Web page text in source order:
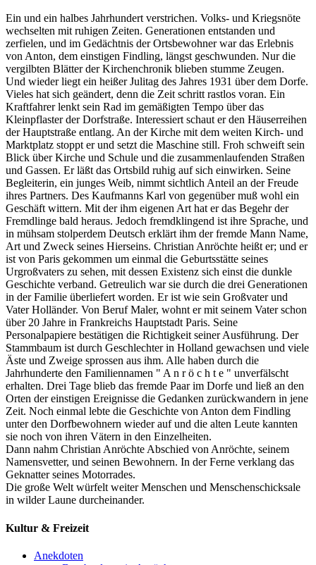
Ein und ein halbes Jahrhundert verstrichen. Volks- und Kriegsnöte
wechselten mit ruhigen Zeiten. Generationen entstanden und
zerfielen, und im Gedächtnis der Ortsbewohner war das Erlebnis
von Anton, dem einstigen Findling, längst geschwunden. Nur die
vergilbten Blätter der Kirchenchronik blieben stumme Zeugen.
Und wieder liegt ein heißer Julitag des Jahres 1931 über dem Dorfe.
Vieles hat sich geändert, denn die Zeit schritt rastlos voran. Ein
Kraftfahrer lenkt sein Rad im gemäßigten Tempo über das
Kleinpflaster der Dorfstraße. Interessiert schaut er den Häuserreihen
der Hauptstraße entlang. An der Kirche mit dem weiten Kirch- und
Marktplatz stoppt er und setzt die Maschine still. Froh schweift sein
Blick über Kirche und Schule und die zusammenlaufenden Straßen
und Gassen. Er läßt das Ortsbild ruhig auf sich einwirken. Seine
Begleiterin, ein junges Weib, nimmt sichtlich Anteil an der Freude
ihres Partners. Des Kaufmanns Karl von gegenüber muß wohl ein
Geschäft wittern. Mit der ihm eigenen Art hat er das Begehr der
Fremdlinge bald heraus. Jedoch fremdklingend ist ihre Sprache, und
in mühsam stolperdem Deutsch erklärt ihm der fremde Mann Name,
Art und Zweck seines Hierseins. Christian Anröchte heißt er; und er
ist von Paris gekommen um einmal die Geburtsstätte seines
Urgroßvaters zu sehen, mit dessen Existenz sich einst die dunkle
Geschichte verband. Getreulich war sie durch die drei Generationen
in der Familie überliefert worden. Er ist wie sein Großvater und
Vater Holländer. Von Beruf Maler, wohnt er mit seinem Vater schon
über 20 Jahre in Frankreichs Hauptstadt Paris. Seine
Personalpapiere bestätigen die Richtigkeit seiner Ausführung. Der
Stammbaum ist durch Geschlechter in Holland gewachsen und viele
Äste und Zweige sprossen aus ihm. Alle haben durch die
Jahrhunderte den Familiennamen " A n r ö c h t e " unverfälscht
erhalten. Drei Tage blieb das fremde Paar im Dorfe und ließ an den
Orten der einstigen Ereignisse die Gedanken zurückwandern in jene
Zeit. Noch einmal lebte die Geschichte von Anton dem Findling
unter den Dorfbewohnern wieder auf und die alten Leute kannten
sie noch von ihren Vätern in den Einzelheiten.
Dann nahm Christian Anröchte Abschied von Anröchte, seinem
Namensvetter, und seinen Bewohnern. In der Ferne verklang das
Geknatter seines Motorrades.
Die große Welt würfelt weiter Menschen und Menschenschicksale
in wilder Laune durcheinander.
Kultur & Freizeit
Anekdoten